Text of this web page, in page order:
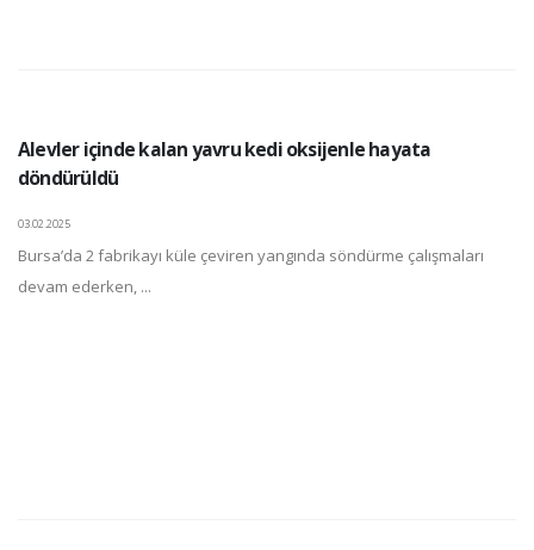
Alevler içinde kalan yavru kedi oksijenle hayata
döndürüldü
03.02.2025
Bursa’da 2 fabrikayı küle çeviren yangında söndürme çalışmaları
devam ederken, ...